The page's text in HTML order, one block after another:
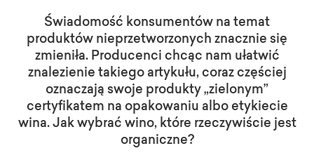
Świadomość konsumentów na temat
produktów nieprzetworzonych znacznie się
zmieniła. Producenci chcąc nam ułatwić
znalezienie takiego artykułu, coraz częściej
oznaczają swoje produkty „zielonym”
certyfikatem na opakowaniu albo etykiecie
wina. Jak wybrać wino, które rzeczywiście jest
organiczne?